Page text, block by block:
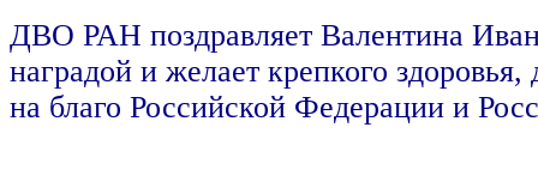
ДВО РАН поздравляет Валентина
наградой и желает крепкого
на благо Российской Федерации и